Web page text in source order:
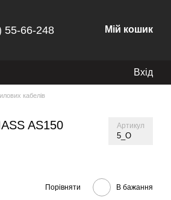
55-66-248 Мій кошик
Вхід
кабелів
AS150
Артикул
5_O
Порівняти В бажання